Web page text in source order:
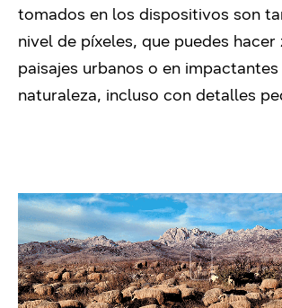
tomados en los dispositivos son
nivel de píxeles, que puedes hacer
paisajes urbanos o en
naturaleza, incluso con detalles